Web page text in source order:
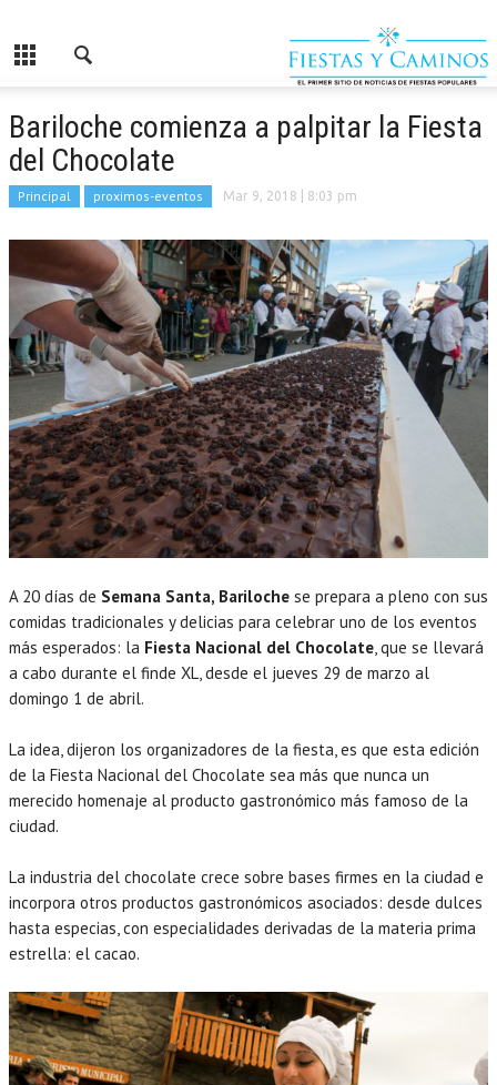
Bariloche comienza a palpitar la Fiesta
del Chocolate
Principal proximos-eventos Mar 9, 2018 | 8:03 pm
A 20 días de Semana Santa, Bariloche se prepara a pleno con sus
comidas tradicionales y delicias para celebrar uno de los eventos
más esperados: la Fiesta Nacional del Chocolate, que se llevará
a cabo durante el finde XL, desde el jueves 29 de marzo al
domingo 1 de abril.
La idea, dijeron los organizadores de la fiesta, es que esta edición
de la Fiesta Nacional del Chocolate sea más que nunca un
merecido homenaje al producto gastronómico más famoso de la
ciudad.
La industria del chocolate crece sobre bases firmes en la ciudad e
incorpora otros productos gastronómicos asociados: desde dulces
hasta especias, con especialidades derivadas de la materia prima
estrella: el cacao.